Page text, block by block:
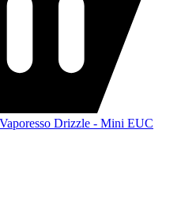
Drizzle - Mini EUC